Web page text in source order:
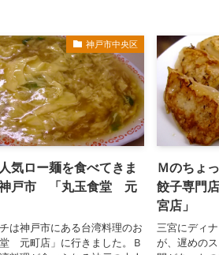
神戸市中央区
気ロー麺を食べてきま
戸市 「丸玉食堂 元
は神戸市にある台湾料理のお
元町店」に行きました。Ｂ
Ｍのちょ
餃子専門
宮店」
三宮にディ
が、遅めの